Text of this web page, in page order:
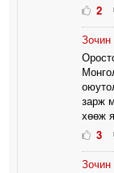
2
Зочин
зарж
хөөж
3
Зочин